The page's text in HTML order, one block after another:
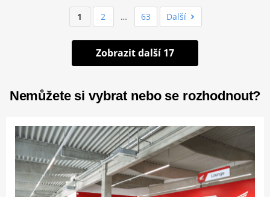
1 2 … 63 Další
Zobrazit další 17
Nemůžete si vybrat nebo se rozhodnout?